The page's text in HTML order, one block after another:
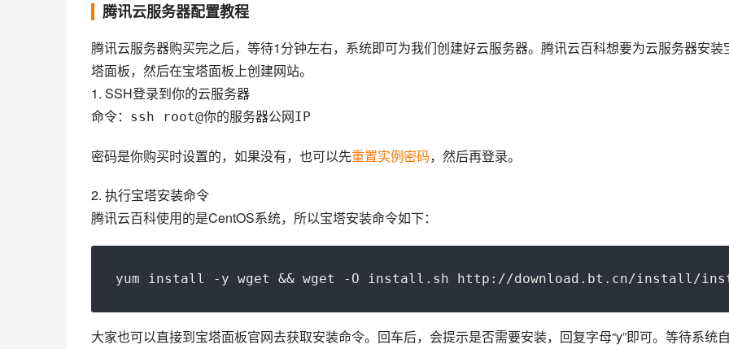
腾讯云服务器配置教程
腾讯云服务器购买完之后，等待1分钟左右，系统即可为我们创建好云服务器。腾讯云百科想要为云服务器安装
塔面板，然后在宝塔面板上创建网站。
1. SSH登录到你的云服务器
命令：
ssh root@你的服务器公网IP
密码是你购买时设置的，如果没有，也可以先重置实例密码，然后再登录。
2. 执行宝塔安装命令
腾讯云百科使用的是CentOS系统，所以宝塔安装命令如下：
yum install -y wget && wget -O install.sh http://download.bt.cn/install/
大家也可以直接到宝塔面板官网去获取安装命令。回车后，会提示是否需要安装，回复字母“y”即可。等待系统